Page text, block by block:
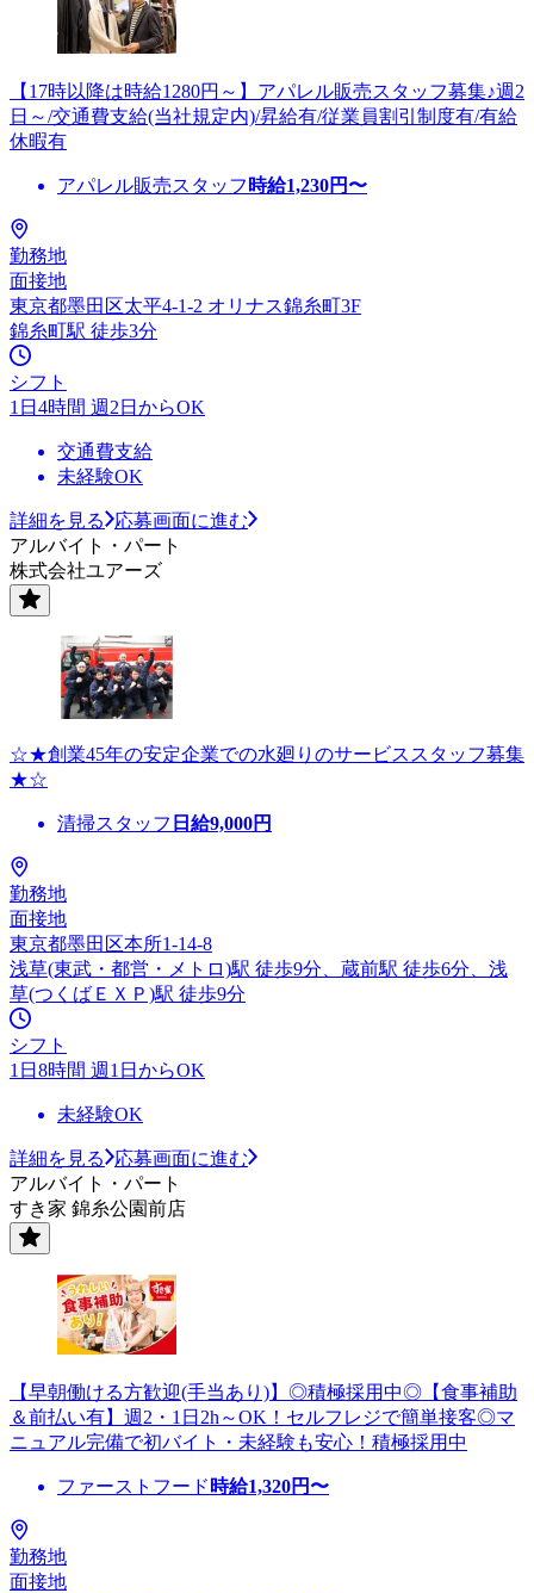
【17時以降は時給1280円～】アパレル販売スタッフ募集♪週2
日～/交通費支給(当社規定内)/昇給有/従業員割引制度有/有給
休暇有
アパレル販売スタッフ 時給1,230円〜
勤務地
面接地
東京都墨田区太平4-1-2 オリナス錦糸町3F
錦糸町駅 徒歩3分
シフト
1日4時間 週2日からOK
交通費支給
未経験OK
詳細を見る
応募画面に進む
アルバイト・パート
株式会社ユアーズ
☆★創業45年の安定企業での水廻りのサービススタッフ募集
★☆
清掃スタッフ 日給9,000円
勤務地
面接地
東京都墨田区本所1-14-8
浅草(東武・都営・メトロ)駅 徒歩9分、蔵前駅 徒歩6分、浅
草(つくばＥＸＰ)駅 徒歩9分
シフト
1日8時間 週1日からOK
未経験OK
詳細を見る
応募画面に進む
アルバイト・パート
すき家 錦糸公園前店
【早朝働ける方歓迎(手当あり)】◎積極採用中◎【食事補助
＆前払い有】週2・1日2h～OK！セルフレジで簡単接客◎マ
ニュアル完備で初バイト・未経験も安心！積極採用中
ファーストフード 時給1,320円〜
勤務地
面接地